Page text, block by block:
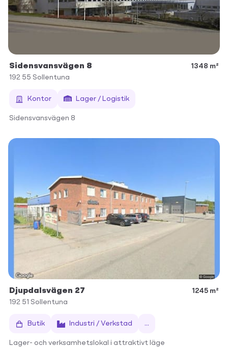
Sidensvansvägen 8
1348 m²
192 55 Sollentuna
Kontor Lager / Logistik
Sidensvansvägen 8
Djupdalsvägen 27
1245 m²
192 51 Sollentuna
Butik Industri / Verkstad ...
Lager- och verksamhetslokal i attraktivt läge